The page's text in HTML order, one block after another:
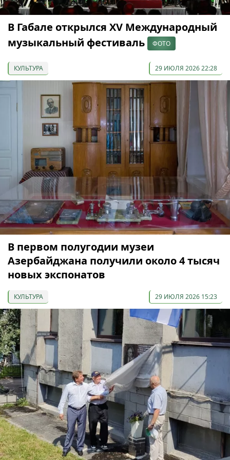
В Габале открылся XV Международный
музыкальный фестиваль
ФОТО
КУЛЬТУРА 29 ИЮЛЯ 2026 22:28
В первом полугодии музеи
Азербайджана получили около 4 тысяч
новых экспонатов
КУЛЬТУРА 29 ИЮЛЯ 2026 15:23